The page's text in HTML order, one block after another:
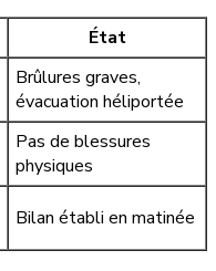
État
Brûlures graves,
évacuation héliportée
Pas de blessures
physiques
Bilan établi en matinée